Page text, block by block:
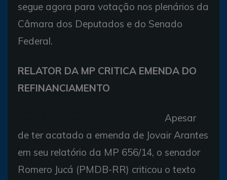
segue agora para votação nos plenários da
Câmara dos Deputados e do Senado
Federal.
RELATOR DA MP CRITICA EMENDA DO
REFINANCIAMENTO
Apesar
de ter acatado a emenda de Jovair Arantes
em seu relatório da MP 656/14, o senador
Romero Jucá (PMDB-RR) criticou o texto